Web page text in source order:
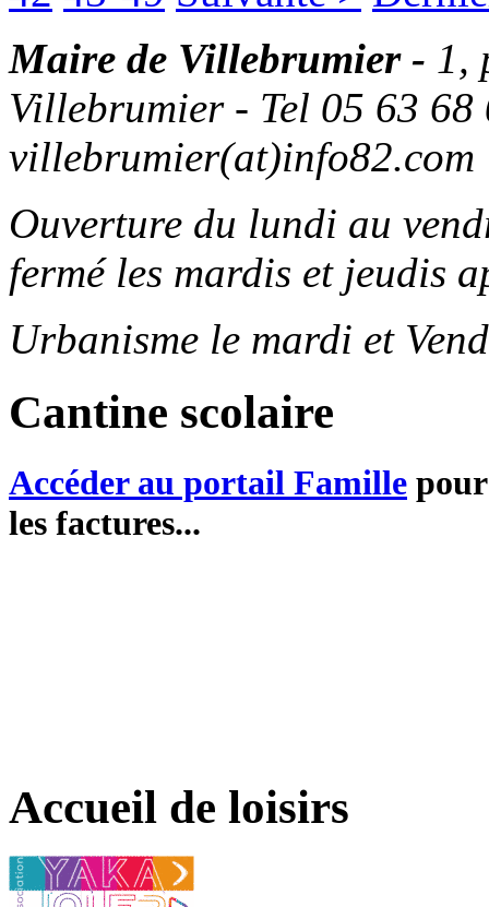
Maire de Villebrumier - 1,
Villebrumier - Tel 05 63
villebrumier(at)info82.com
Ouverture du lundi au
fermé les mardis et jeudis
Urbanisme le mardi et
Cantine scolaire
Accéder au portail Famille
les factures...
Accueil de loisirs